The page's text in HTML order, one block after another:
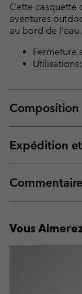
Cette casquette
aventures
au bord de l’eau.
Fermeture
Composition
Expédition
Vous